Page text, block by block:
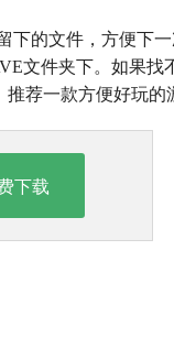
下的文件，方便下
文件夹下。如果找
推荐一款方便好玩
下载